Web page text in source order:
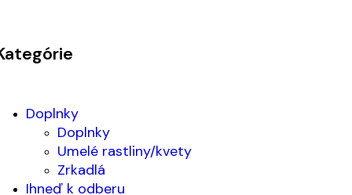
Doplnky
Doplnky
Umelé rastliny/kvety
Zrkadlá
Ihneď k odberu